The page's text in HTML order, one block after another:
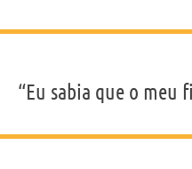
“Eu sabia que o meu